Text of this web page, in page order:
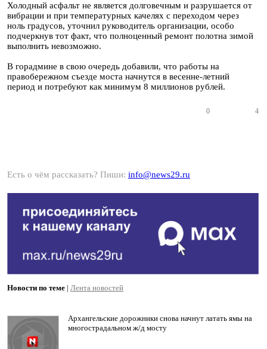
Холодный асфальт не является долговечным и разрушается от
вибрации и при температурных качелях с переходом через
ноль градусов, уточнил руководитель организации, особо
подчеркнув тот факт, что полноценный ремонт полотна зимой
выполнить невозможно.
В горадмине в свою очередь добавили, что работы на
правобережном съезде моста начнутся в весенне-летний
период и потребуют как минимум 8 миллионов рублей.
0 4
Есть о чём рассказать? Пиши: info@news29.ru
Новости по теме | Лента новостей
Архангельские дорожники снова начнут латать ямы на
многострадальном ж/д мосту